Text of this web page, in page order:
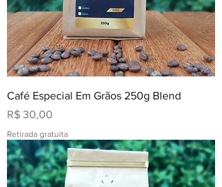
Café Especial Em Grãos 250g Blend
Preço
R$ 30,00
Retirada gratuita